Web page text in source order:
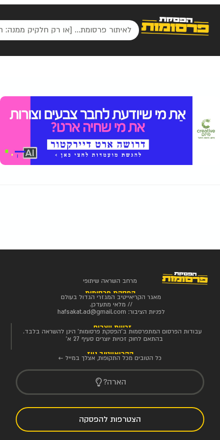
מרחב השראה שיתופי
הפסקת פרסומות
מאגר הקריאייטיב המגזרי הגדול בעולם
// מלאי מתעדכן.
לפניות הציבור: hafsakat.ad@gmail.com
זכויות יוצרים
עבודות הפרסום המתפרסמות ב'הפסקת פרסומות' הינן להשראה בלבד.
בהתאם לחוק זכויות יוצרים סעיף 27 א'
הקריאייטיב ניוז
כל הטובים מכל התקופות, אצלך במייל ←
הארה?
הצטרפות להפסקה